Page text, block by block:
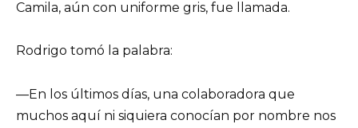
Camila, aún con uniforme gris, fue llamada.
Rodrigo tomó la palabra:
—En los últimos días, una colaboradora que
muchos aquí ni siquiera conocían por nombre nos